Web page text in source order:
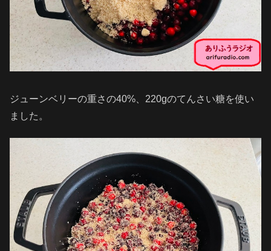
ジューンベリーの重さの40%、220gのてんさい糖を使い
ました。